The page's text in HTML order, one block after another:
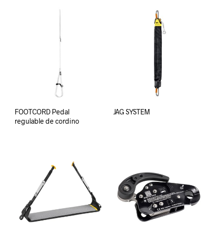
FOOTCORD Pedal
regulable de cordino
JAG SYSTEM